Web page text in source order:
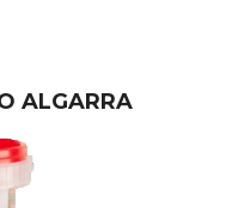
ALGARRA